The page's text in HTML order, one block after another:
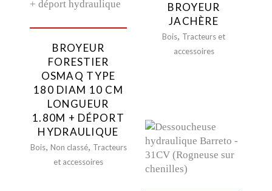
déshumidificateur
Groupe électrogène
Compresseurs et
accessoires
Travail du béton
Matériels divers
BROYEUR
FORESTIER
OSMAQ TYPE
180 DIAM 10 CM
LONGUEUR
1.80M + DÉPORT
HYDRAULIQUE
Bois, Non classé, Tracteurs
et accessoires
BROYEUR
JACHÈRE
Bois, Tracteurs et
accessoires